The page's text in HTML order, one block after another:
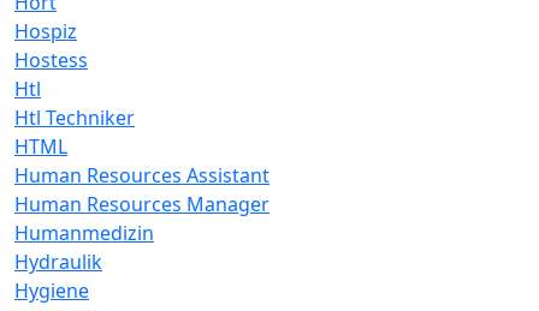
Hospiz
Hostess
Htl
Htl Techniker
HTML
Human Resources Assistant
Human Resources Manager
Humanmedizin
Hydraulik
Hygiene